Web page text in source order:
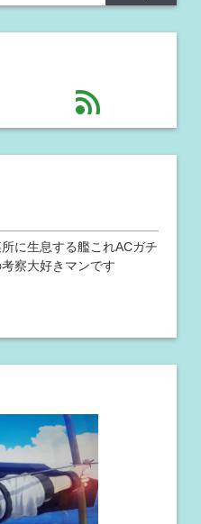
feed
に生息する艦これACガチ
察大好きマンです